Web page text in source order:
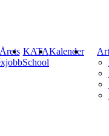
Årets KATA
School
Kalender